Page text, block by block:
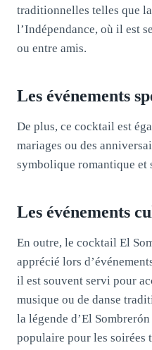
traditionnelles telles que
l’Indépendance, où il est
ou entre amis.
Les événements
De plus, ce cocktail est
mariages ou des
symbolique romantique et
Les événements
En outre, le cocktail El
apprécié lors
il est souvent servi pour
musique ou de danse
la légende d’El
populaire pour les soirées